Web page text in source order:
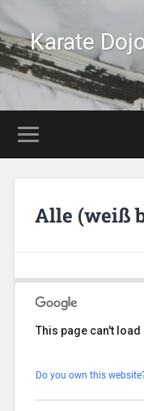
Karate
Alle (weiß
Veranstaltungen
This page can't
Do you own this